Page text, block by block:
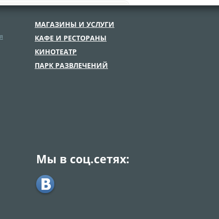
МАГАЗИНЫ И УСЛУГИ
КАФЕ И РЕСТОРАНЫ
КИНОТЕАТР
ПАРК РАЗВЛЕЧЕНИЙ
Мы в соц.сетях: